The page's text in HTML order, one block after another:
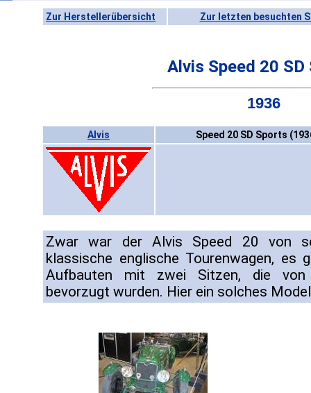
Zur Herstellerübersicht Zur letzten besuchten
Alvis Speed 20
1936
Alvis Speed 20 SD Sports
Zwar war der Alvis Speed 20 von
klassische englische Tourenwagen, es
Aufbauten mit zwei Sitzen, die von
bevorzugt wurden. Hier ein solches